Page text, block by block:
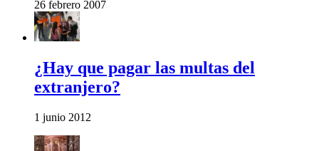
26 febrero 2007
¿Hay que pagar las multas del
extranjero?
1 junio 2012